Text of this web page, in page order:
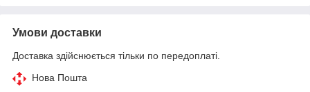
Умови доставки
Доставка здійснюється тільки по передоплаті.
Нова Пошта